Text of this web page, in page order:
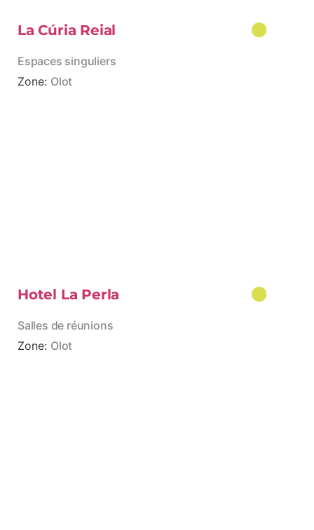
La Cúria Reial
Espaces singuliers
Zone: Olot
Hotel La Perla
Salles de réunions
Zone: Olot